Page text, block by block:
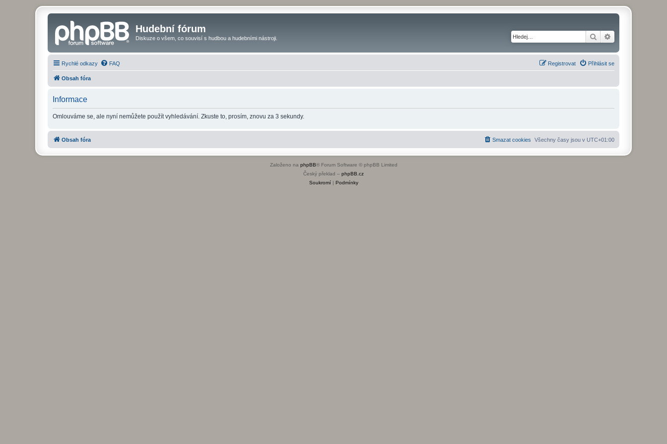
Hudební fórum
Diskuze o všem, co souvisí s hudbou a hudebními nástroji. Hledat
Rychlé odkazy FAQ Přihlásit se
Registrovat
Obsah fóra
Informace
Omlouváme se, ale nyní nemůžete použít vyhledávání. Zkuste to, prosím, znovu za 3 sekundy.
Obsah fóra Všechny časy jsou v UTC+01:00
Smazat cookies
Založeno na phpBB® Forum Software © phpBB Limited
Český překlad – phpBB.cz
Soukromí| Podmínky